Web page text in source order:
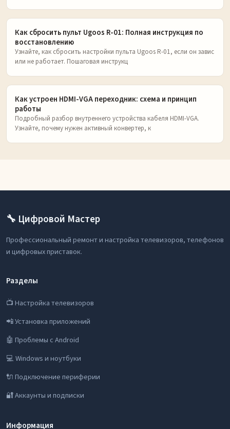
Как сбросить пульт Ugoos R-01: Полная инструкция по
восстановлению
Узнайте, как сбросить настройки пульта Ugoos R-01, если он завис
или не работает. Пошаговая инструкц
Как устроен HDMI-VGA переходник: схема и принцип
работы
Подробный разбор внутреннего устройства кабеля HDMI-VGA.
Узнайте, почему нужен активный конвертер, к
🔧 Цифровой Мастер
Профессиональный ремонт и настройка телевизоров, телефонов
и цифровых приставок.
Разделы
📺 Настройка телевизоров
📲 Установка приложений
🤖 Проблемы с Android
💻 Windows и ноутбуки
🔌 Подключение периферии
🔐 Аккаунты и подписки
Информация